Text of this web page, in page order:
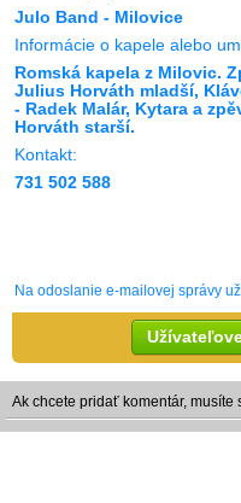
Julo Band - Milovice
Informácie o kapele alebo
Romská kapela z Milovic.
Julius Horváth mladší,
- Radek Malár, Kytara a
Horváth starší.
Kontakt:
731 502 588
Na odoslanie e-mailovej správy
Ak chcete pridať komentár, musíte